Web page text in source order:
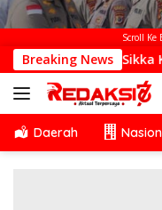
Scroll
Breaking News
Di Sikka
Daerah